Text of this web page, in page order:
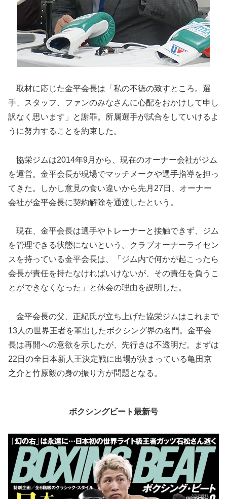
取材に応じた金平会長は「私の不徳の致すところ。選
手、スタッフ、ファンのみなさんに心配をおかけして申し
訳なく思います」と謝罪。所属選手が試合をしていけるよ
うに努力することを約束した。
協栄ジムは2014年9月から、現在のオーナー会社がジム
を運営。金平会長が現場でマッチメークや選手指導を担っ
てきた。しかし意見の食い違いから先月27日、オーナー
会社が金平会長に契約解除を通達したという。
現在、金平会長は選手やトレーナーと接触できず、ジム
を管理できる状態にないという。クラブオーナーライセン
スを持っている金平会長は、「ジム内で何かが起こったら
会長が責任を持たなければいけないが、その責任を負うこ
とができなくなった」と休会の理由を説明した。
金平会長の父、正紀氏が立ち上げた協栄ジムはこれまで
13人の世界王者を輩出したボクシング界の名門。金平会
長は再開への意欲を示したが、先行きは不透明だ。まずは
22日の全日本新人王決定戦に出場が決まっている亀田京
之介と竹原毅の身の振り方が問題となる。
ボクシングビート最新号